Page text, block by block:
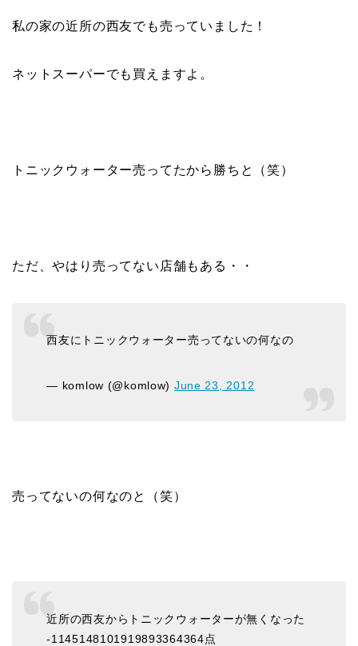
私の家の近所の西友でも売っていました！
ネットスーパーでも買えますよ。
トニックウォーター売ってたから勝ちと（笑）
ただ、やはり売ってない店舗もある・・
西友にトニックウォーター売ってないの何なの
— komlow (@komlow) June 23, 2012
売ってないの何なのと（笑）
近所の西友からトニックウォーターが無くなった
-1145148101919893364364点